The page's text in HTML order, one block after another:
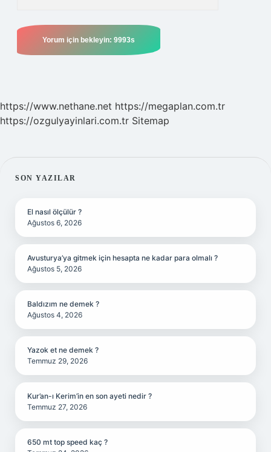
https://www.nethane.net https://megaplan.com.tr
https://ozgulyayinlari.com.tr Sitemap
SIDEBAR
SON YAZILAR
El nasıl ölçülür ?
Ağustos 6, 2026
Avusturya’ya gitmek için hesapta ne kadar para olmalı ?
Ağustos 5, 2026
Baldızım ne demek ?
Ağustos 4, 2026
Yazok et ne demek ?
Temmuz 29, 2026
Kur’an-ı Kerim’in en son ayeti nedir ?
Temmuz 27, 2026
650 mt top speed kaç ?